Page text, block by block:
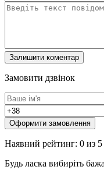
Замовити дзвінок
Оформити замовлення
Наявний рейтинг: 0 из 5
Будь ласка вибиріть